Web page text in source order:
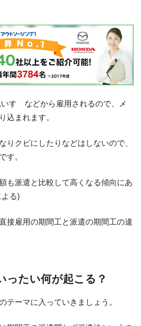
すゞなどから雇用されるので、メ
込まれます。
りクビにしたりなどはしないので、
す。
も派遣と比較して高くなる傾向にあ
よる)
接雇用の期間工と派遣の期間工の違
ったい何が起こる？
テーマに入っていきましょう。